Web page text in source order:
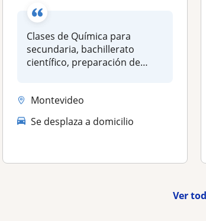
Clases de Química para
secundaria, bachillerato
científico, preparación de
Montevideo
Se desplaza a domicilio
Ver